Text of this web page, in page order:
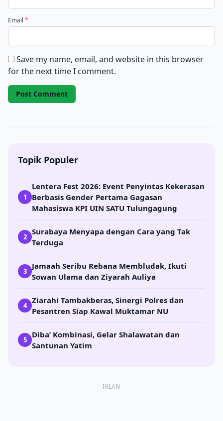
Email *
Save my name, email, and website in this browser
for the next time I comment.
Topik Populer
1
Lentera Fest 2026: Event Penyintas Kekerasan
Berbasis Gender Pertama Gagasan
Mahasiswa KPI UIN SATU Tulungagung
2
Surabaya Menyapa dengan Cara yang Tak
Terduga
3
Jamaah Seribu Rebana Membludak, Ikuti
Sowan Ulama dan Ziyarah Auliya
4
Ziarahi Tambakberas, Sinergi Polres dan
Pesantren Siap Kawal Muktamar NU
5
Diba’ Kombinasi, Gelar Shalawatan dan
Santunan Yatim
IKLAN